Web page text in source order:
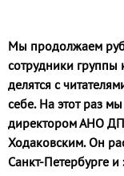
Мы продолжаем
сотрудники
делятся с
себе. На этот раз
директором АНО
Ходаковским. Он
Санкт-Петербурге